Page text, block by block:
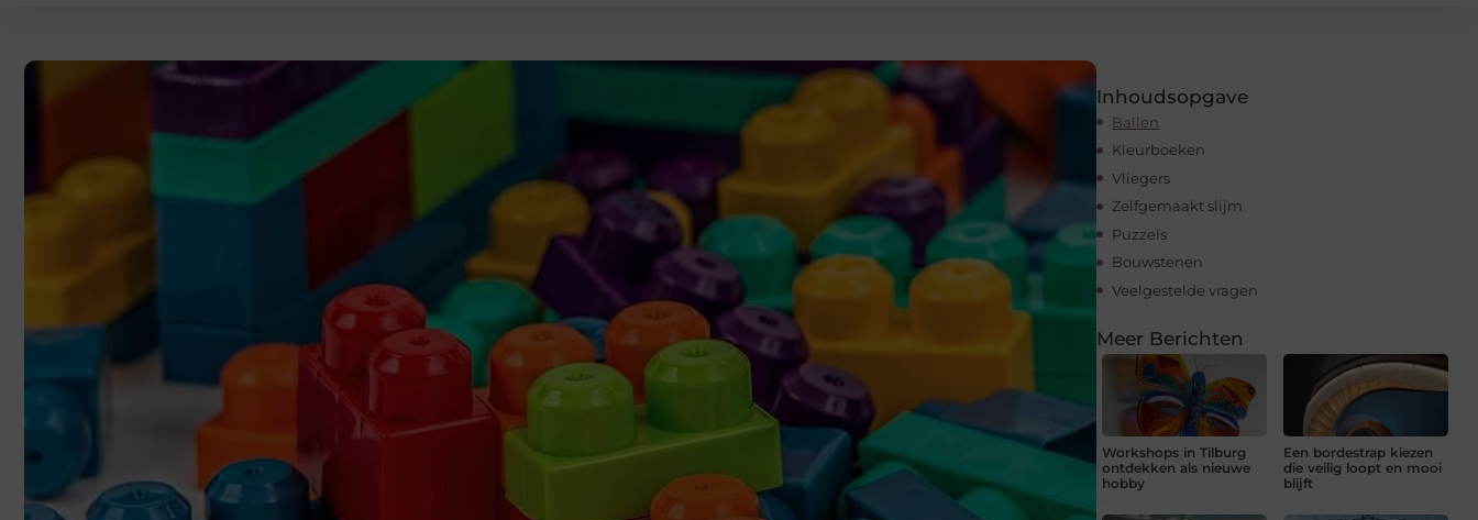
Inhoudsopgave
Ballen
Kleurboeken
Vliegers
Zelfgemaakt slijm
Puzzels
Bouwstenen
Veelgestelde vragen
Meer Berichten
Workshops in Tilburg
ontdekken als nieuwe
hobby
Een bordestrap kiezen
die veilig loopt en mooi
blijft